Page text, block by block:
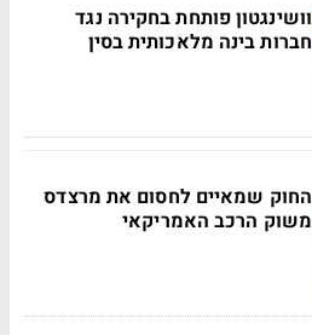
וושינגטון פותחת בחקירה נגד
חברות בינה מלאכותית בסין
החוק שמאיים לחסום את מרצדס
משוק הרכב האמריקאי